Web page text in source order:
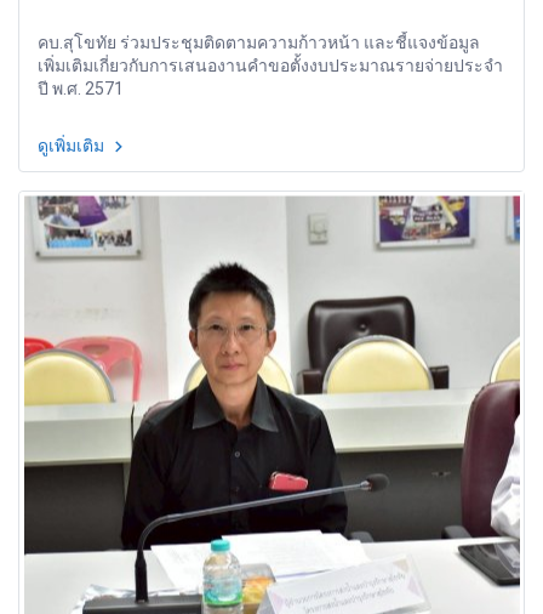
คบ.สุโขทัย ร่วมประชุมติดตามความก้าวหน้า และชี้แจงข้อมูล
เพิ่มเติมเกี่ยวกับการเสนองานคำขอตั้งงบประมาณรายจ่ายประจำ
ปี พ.ศ. 2571
ดูเพิ่มเติม